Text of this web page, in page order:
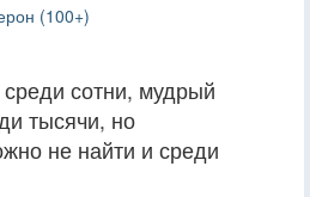
(100+)
сотни, мудрый
тысячи, но
не найти и среди